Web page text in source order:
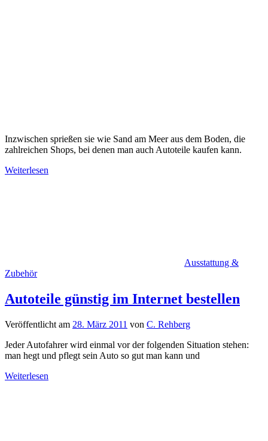
Inzwischen sprießen sie wie Sand am Meer aus dem Boden, die
zahlreichen Shops, bei denen man auch Autoteile kaufen kann.
Weiterlesen
Ausstattung &
Zubehör
Autoteile günstig im Internet bestellen
Veröffentlicht am 28. März 2011 von C. Rehberg
Jeder Autofahrer wird einmal vor der folgenden Situation stehen:
man hegt und pflegt sein Auto so gut man kann und
Weiterlesen